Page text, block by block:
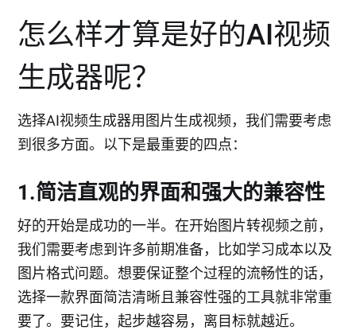
怎么样才算是好的AI视频
生成器呢？
选择AI视频生成器用图片生成视频，我们需要考虑
到很多方面。以下是最重要的四点：
1.简洁直观的界面和强大的兼容性
好的开始是成功的一半。在开始图片转视频之前，
我们需要考虑到许多前期准备，比如学习成本以及
图片格式问题。想要保证整个过程的流畅性的话，
选择一款界面简洁清晰且兼容性强的工具就非常重
要了。要记住，起步越容易，离目标就越近。